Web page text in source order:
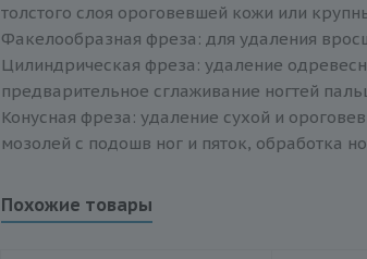
толстого слоя ороговевшей кожи или
Факелообразная фреза: для удаления
Цилиндрическая фреза: удаление
предварительное сглаживание ногтей
Конусная фреза: удаление сухой и
мозолей с подошв ног и пяток, обработка
Похожие товары